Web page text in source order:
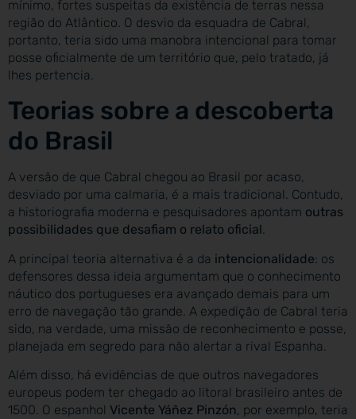
mínimo, fortes suspeitas da existência de terras nessa
região do Atlântico. O desvio da esquadra de Cabral,
portanto, teria sido uma manobra intencional para tomar
posse oficialmente de um território que, pelo tratado, já
lhes pertencia.
Teorias sobre a descoberta
do Brasil
A versão de que Cabral chegou ao Brasil por acaso,
desviado por uma calmaria, é a mais tradicional. Contudo,
a historiografia moderna e pesquisadores apontam outras
possibilidades que desafiam o relato oficial.
A principal teoria alternativa é a da intencionalidade: os
defensores dessa ideia argumentam que o conhecimento
náutico dos portugueses era avançado demais para um
erro de navegação tão grande. A expedição de Cabral teria
sido, na verdade, uma missão de reconhecimento e posse,
planejada em segredo para não alertar a rival Espanha.
Além disso, há evidências de que outros navegadores
europeus podem ter chegado ao litoral brasileiro antes de
1500. O espanhol Vicente Yáñez Pinzón, por exemplo, teria